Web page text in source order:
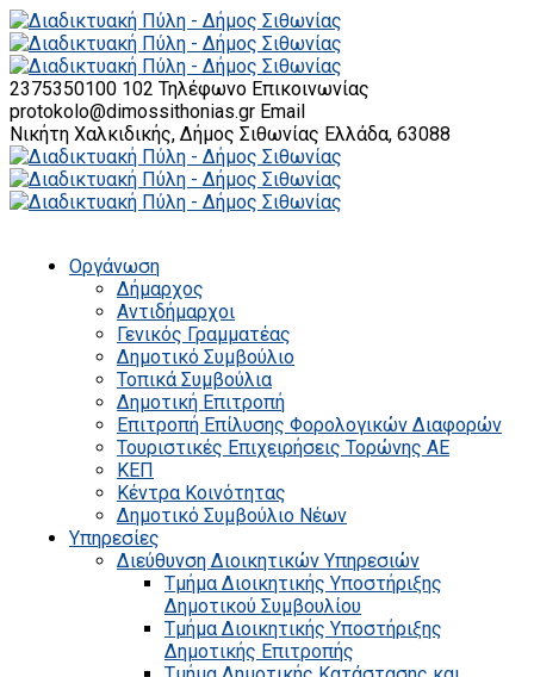
2375350100 102 Τηλέφωνο Επικοινωνίας
protokolo@dimossithonias.gr Email
Νικήτη Χαλκιδικής, Δήμος Σιθωνίας Ελλάδα, 63088
Οργάνωση
Δήμαρχος
Αντιδήμαρχοι
Γενικός Γραμματέας
Δημοτικό Συμβούλιο
Τοπικά Συμβούλια
Δημοτική Επιτροπή
Επιτροπή Επίλυσης Φορολογικών Διαφορών
Τουριστικές Επιχειρήσεις Τορώνης ΑΕ
ΚΕΠ
Κέντρα Κοινότητας
Δημοτικό Συμβούλιο Νέων
Υπηρεσίες
Διεύθυνση Διοικητικών Υπηρεσιών
Τμήμα Διοικητικής Υποστήριξης
Δημοτικού Συμβουλίου
Τμήμα Διοικητικής Υποστήριξης
Δημοτικής Επιτροπής